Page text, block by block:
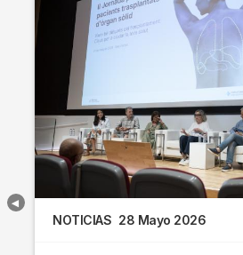
NOTICIAS 28 Mayo 2026